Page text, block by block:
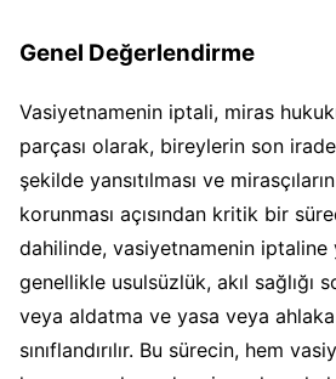
Genel Değerlendirme
Vasiyetnamenin iptali, miras
parçası olarak, bireylerin son
şekilde yansıtılması ve
korunması açısından kritik bir
dahilinde, vasiyetnamenin
genellikle usulsüzlük, akıl sağlığı
veya aldatma ve yasa veya ahlaka
sınıflandırılır. Bu sürecin, hem